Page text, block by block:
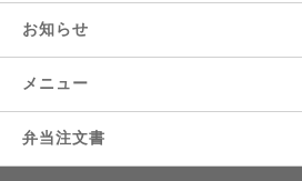
お知らせ
メニュー
弁当注文書